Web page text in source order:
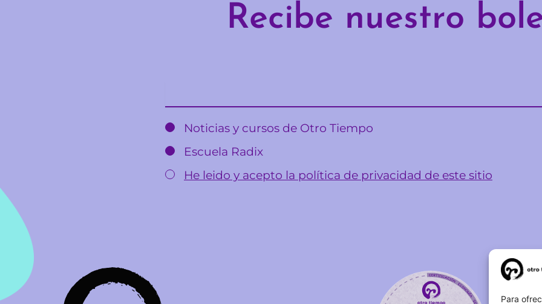
Para
Recibe nuestro
Noticias y cursos de Otro Tiempo
Escuela Radix
He leido y acepto la política de privacidad de este sitio